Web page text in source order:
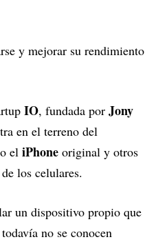
y mejorar su rendimiento
IO, fundada por Jony
en el terreno del
el iPhone original y otros
los celulares.
un dispositivo propio que
no se conocen